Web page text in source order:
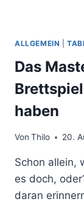
ALLGEMEIN |
Das
haben
Von Thilo 20.
Schon allein,
es doch,
daran